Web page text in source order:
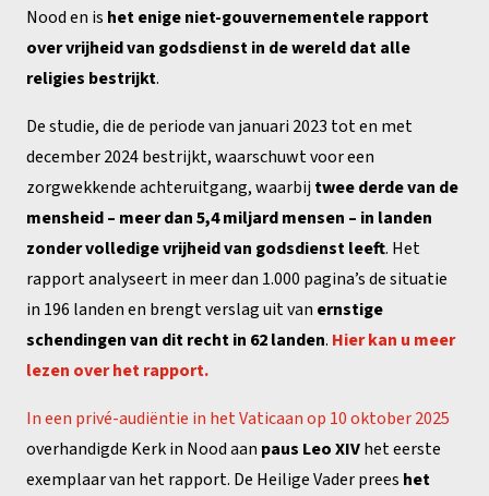
Nood en is het enige niet-gouvernementele rapport
over vrijheid van godsdienst in de wereld dat alle
religies bestrijkt.
De studie, die de periode van januari 2023 tot en met
december 2024 bestrijkt, waarschuwt voor een
zorgwekkende achteruitgang, waarbij twee derde van de
mensheid – meer dan 5,4 miljard mensen – in landen
zonder volledige vrijheid van godsdienst leeft. Het
rapport analyseert in meer dan 1.000 pagina’s de situatie
in 196 landen en brengt verslag uit van ernstige
schendingen van dit recht in 62 landen. Hier kan u meer
lezen over het rapport.
In een privé-audiëntie in het Vaticaan op 10 oktober 2025
overhandigde Kerk in Nood aan paus Leo XIVhet eerste
exemplaar van het rapport. De Heilige Vader prees het